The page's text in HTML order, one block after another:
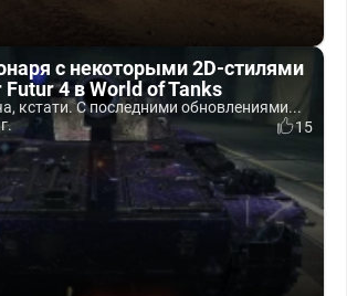
с некоторыми 2D-стилями
Futur 4 в World of Tanks
кстати. С последними обновлениями...
15